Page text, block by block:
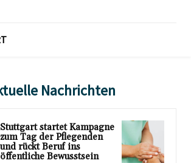
Nachrichten
Stuttgart startet Kampagne
zum Tag der Pflegenden
und rückt Beruf ins
öffentliche Bewusstsein